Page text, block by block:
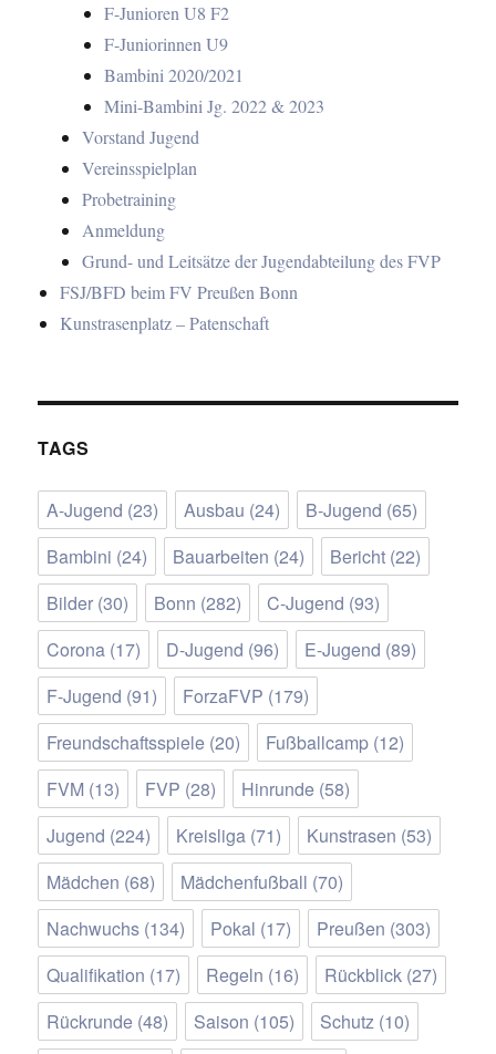
F-Junioren U8 F2
F-Juniorinnen U9
Bambini 2020/2021
Mini-Bambini Jg. 2022 & 2023
Vorstand Jugend
Vereinsspielplan
Probetraining
Anmeldung
Grund- und Leitsätze der Jugendabteilung des FVP
FSJ/BFD beim FV Preußen Bonn
Kunstrasenplatz – Patenschaft
TAGS
A-Jugend (23) Ausbau (24) B-Jugend (65)
Bambini (24) Bauarbeiten (24) Bericht (22)
Bilder (30) Bonn (282) C-Jugend (93)
Corona (17) D-Jugend (96) E-Jugend (89)
F-Jugend (91) ForzaFVP (179)
Freundschaftsspiele (20) Fußballcamp (12)
FVM (13) FVP (28) Hinrunde (58)
Jugend (224) Kreisliga (71) Kunstrasen (53)
Mädchen (68) Mädchenfußball (70)
Nachwuchs (134) Pokal (17) Preußen (303)
Qualifikation (17) Regeln (16) Rückblick (27)
Rückrunde (48) Saison (105) Schutz (10)